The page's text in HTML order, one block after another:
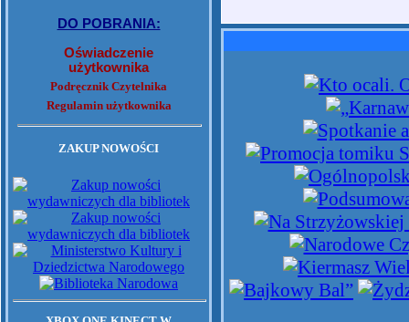
DO POBRANIA:
Oświadczenie
użytkownika
Podręcznik Czytelnika
Regulamin użytkownika
ZAKUP NOWOŚCI